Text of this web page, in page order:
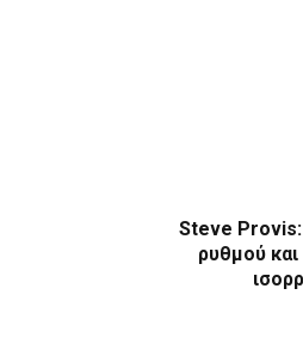
Steve Provis:
ρυθμού